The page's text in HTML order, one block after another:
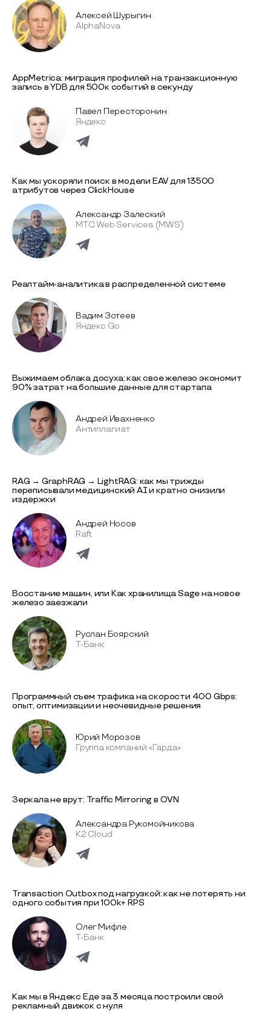
Алексей Шурыгин
AlphaNova
AppMetrica: миграция профилей на транзакционную
запись в YDB для 500к событий в секунду
Павел Пересторонин
Яндекс
Как мы ускоряли поиск в модели EAV для 13500
атрибутов через ClickHouse
Александр Залеский
МТС Web Services (MWS)
Реалтайм-аналитика в распределенной системе
Вадим Зотеев
Яндекс Go
Выжимаем облака досуха: как свое железо экономит
90% затрат на большие данные для стартапа
Андрей Ивахненко
Антиплагиат
RAG → GraphRAG → LightRAG: как мы трижды
переписывали медицинский AI и кратно снизили
издержки
Андрей Носов
Raft
Восстание машин, или Как хранилища Sage на новое
железо заезжали
Руслан Боярский
T-Банк
Программный съем трафика на скорости 400 Gbps:
опыт, оптимизации и неочевидные решения
Юрий Морозов
Группа компаний «Гарда»
Зеркала не врут: Traffic Mirroring в OVN
Александра Рукомойникова
K2 Cloud
Transaction Outbox под нагрузкой: как не потерять ни
одного события при 100k+ RPS
Олег Мифле
Т-Банк
Как мы в Яндекс Еде за 3 месяца построили свой
рекламный движок с нуля